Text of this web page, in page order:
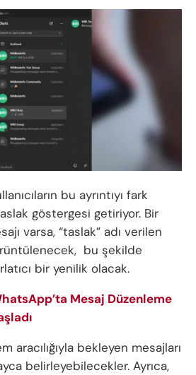
bu ayrıntıyı fark
göstergesi getiriyor. Bir
varsa, “taslak” adı verilen
bu şekilde
bir yenilik olacak.
Mesaj Düzenleme
aracılığıyla bekleyen mesajları
belirleyebilecekler. Ayrıca,